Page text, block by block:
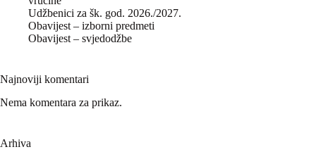
Udžbenici za šk. god. 2026./2027.
Obavijest – izborni predmeti
Obavijest – svjedodžbe
Najnoviji komentari
Nema komentara za prikaz.
Arhiva